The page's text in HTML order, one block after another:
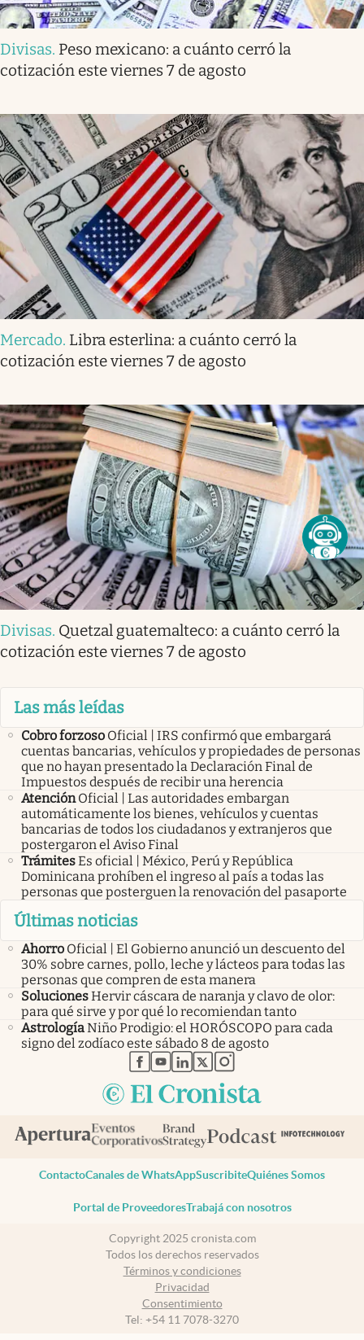
Divisas. Peso mexicano: a cuánto cerró la
cotización este viernes 7 de agosto
Mercado. Libra esterlina: a cuánto cerró la
cotización este viernes 7 de agosto
Divisas. Quetzal guatemalteco: a cuánto cerró la
cotización este viernes 7 de agosto
Las más leídas
Cobro forzoso Oficial | IRS confirmó que embargará
cuentas bancarias, vehículos y propiedades de personas
que no hayan presentado la Declaración Final de
Impuestos después de recibir una herencia
Atención Oficial | Las autoridades embargan
automáticamente los bienes, vehículos y cuentas
bancarias de todos los ciudadanos y extranjeros que
postergaron el Aviso Final
TrámitesEs oficial | México, Perú y República
Dominicana prohíben el ingreso al país a todas las
personas que posterguen la renovación del pasaporte
Últimas noticias
Ahorro Oficial | El Gobierno anunció un descuento del
30% sobre carnes, pollo, leche y lácteos para todas las
personas que compren de esta manera
SolucionesHervir cáscara de naranja y clavo de olor:
para qué sirve y por qué lo recomiendan tanto
AstrologíaNiño Prodigio: el HORÓSCOPO para cada
signo del zodíaco este sábado 8 de agosto
abre en nueva pestaña
abre en nueva pestaña
abre en nueva pestaña
abre en nueva pestaña
abre en nueva pestaña
ContactoCanales de WhatsAppSuscribiteQuiénes Somos
Portal de ProveedoresTrabajá con nosotros
Copyright 2025 cronista.com
Todos los derechos reservados
Términos y condiciones
Privacidad
Consentimiento
Tel: +54 11 7078-3270